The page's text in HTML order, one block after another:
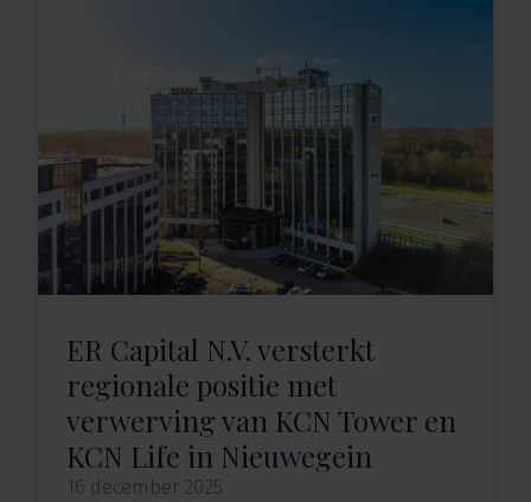
ER Capital N.V. versterkt
regionale positie met
verwerving van KCN Tower en
KCN Life in Nieuwegein
16 december 2025